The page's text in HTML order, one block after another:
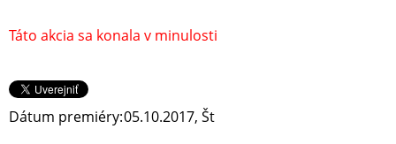
Táto akcia sa konala v minulosti
Dátum premiéry:05.10.2017, Št